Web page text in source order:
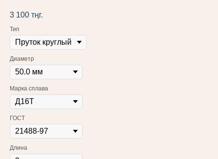
3 100 тңг.
Тип
Диаметр
Марка сплава
ГОСТ
Длина